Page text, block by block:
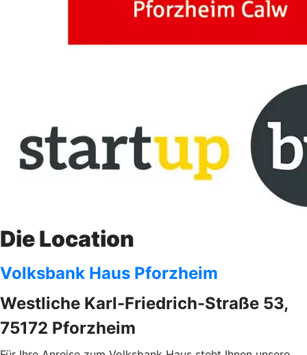
Die Location
Volksbank Haus Pforzheim
Westliche Karl-Friedrich-Straße 53,
75172 Pforzheim